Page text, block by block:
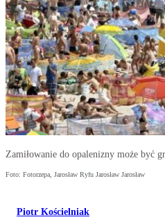
Zamiłowanie do opalenizny może być
Foto: Fotorzepa, Jarosław Ryfu Jarosław Jarosław
Piotr Kościelniak